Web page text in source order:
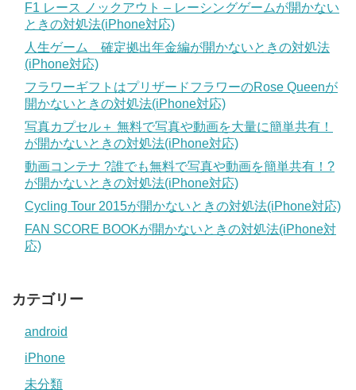
F1 レース ノックアウト – レーシングゲームが開かない
ときの対処法(iPhone対応)
人生ゲーム 確定拠出年金編が開かないときの対処法
(iPhone対応)
フラワーギフトはプリザードフラワーのRose Queenが
開かないときの対処法(iPhone対応)
写真カプセル＋ 無料で写真や動画を大量に簡単共有！
が開かないときの対処法(iPhone対応)
動画コンテナ ?誰でも無料で写真や動画を簡単共有！?
が開かないときの対処法(iPhone対応)
Cycling Tour 2015が開かないときの対処法(iPhone対応)
FAN SCORE BOOKが開かないときの対処法(iPhone対
応)
カテゴリー
android
iPhone
未分類